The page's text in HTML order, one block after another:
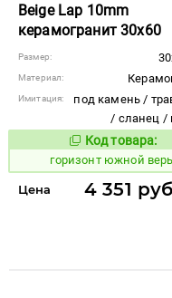
Beige Lap 10mm
керамогранит 30x60
Размер:
Материал:
Имитация:
под камень /
/ сланец /
Код
312008 Код товара:
горизонт южной
Цена 4 351